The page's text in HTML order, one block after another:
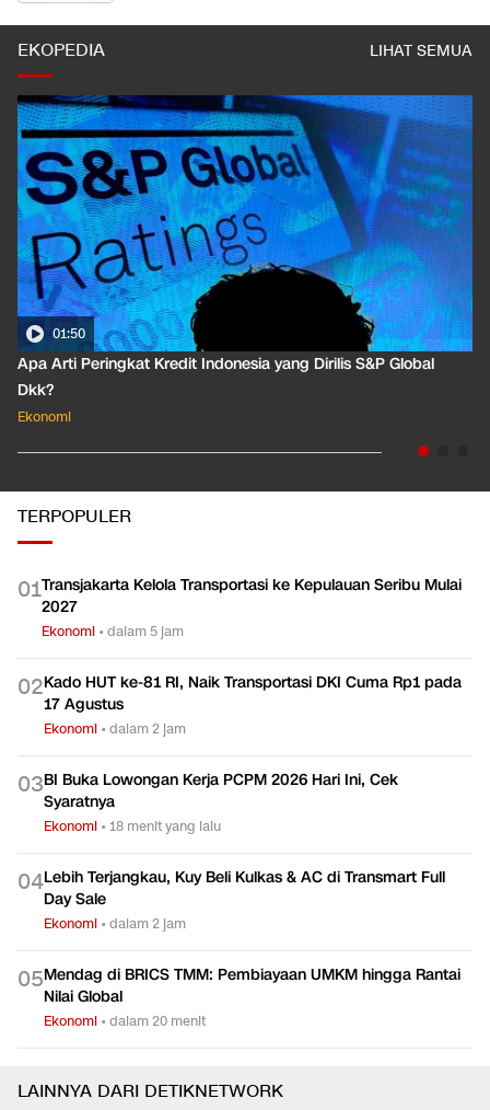
EKOPEDIA LIHAT SEMUA
01:50
Apa Arti Peringkat Kredit Indonesia yang Dirilis S&P Global
Dkk?
Ekonomi
TERPOPULER
01Transjakarta Kelola Transportasi ke Kepulauan Seribu Mulai
2027
Ekonomi •dalam 5 jam
02Kado HUT ke-81 RI, Naik Transportasi DKI Cuma Rp1 pada
17 Agustus
Ekonomi •dalam 2 jam
03BI Buka Lowongan Kerja PCPM 2026 Hari Ini, Cek
Syaratnya
Ekonomi •18 menit yang lalu
04Lebih Terjangkau, Kuy Beli Kulkas & AC di Transmart Full
Day Sale
Ekonomi •dalam 2 jam
05Mendag di BRICS TMM: Pembiayaan UMKM hingga Rantai
Nilai Global
Ekonomi •dalam 20 menit
LAINNYA DARI DETIKNETWORK